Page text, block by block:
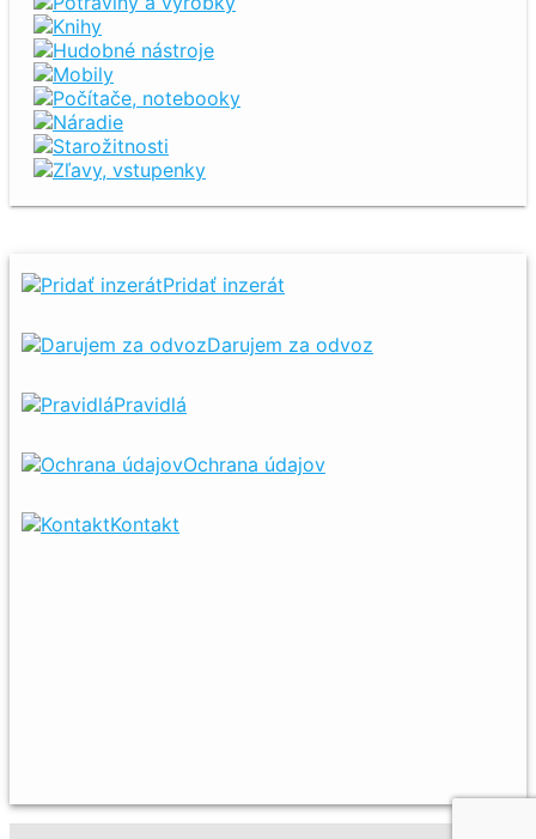
Knihy
Hudobné nástroje
Mobily
Počítače, notebooky
Náradie
Starožitnosti
Zľavy, vstupenky
Pridať inzerát
Darujem za odvoz
Pravidlá
Ochrana údajov
Kontakt